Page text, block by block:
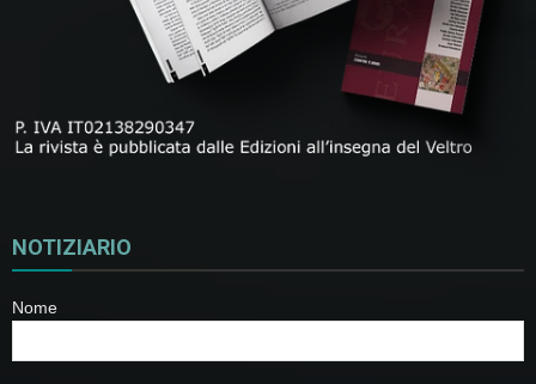
NOTIZIARIO
Nome